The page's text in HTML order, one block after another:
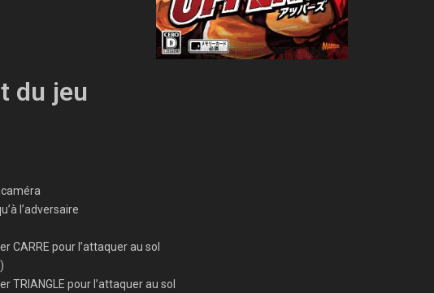
du jeu
l’adversaire
CARRE pour l’attaquer au sol
TRIANGLE pour l’attaquer au sol